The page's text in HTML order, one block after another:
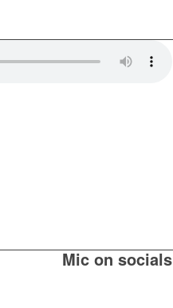
Mic on socials